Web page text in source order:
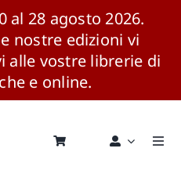
al 28 agosto 2026.
nostre edizioni vi
alle vostre librerie di
e online.